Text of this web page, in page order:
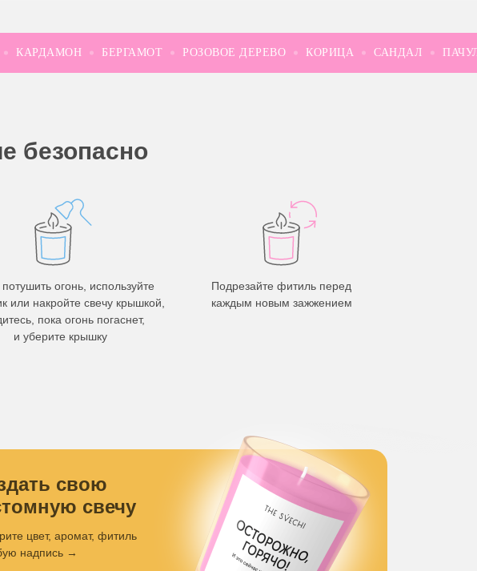
КАРДАМОН БЕРГАМОТ РОЗОВОЕ ДЕРЕВО КОРИЦА САНДАЛ ПАЧУЛИ
безопасно
Подрезайте фитиль перед
каждым новым зажжением
огонь, используйте
или накройте свечу крышкой,
пока огонь погаснет,
и уберите крышку
свою
свечу
цвет, аромат, фитиль
надпись →